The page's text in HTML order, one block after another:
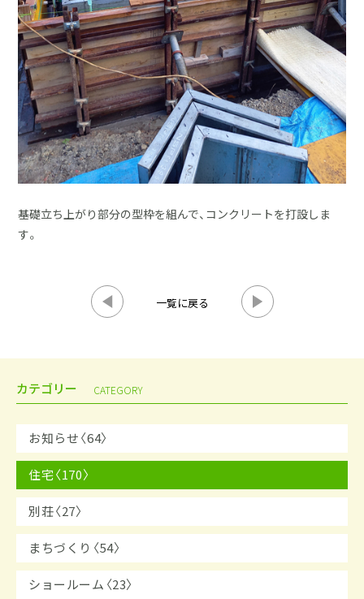
基礎立ち上がり部分の型枠を組んで、コンクリートを打設しま
す。
一覧に戻る
カテゴリー CATEGORY
お知らせ〈64〉
住宅〈170〉
別荘〈27〉
まちづくり〈54〉
ショールーム〈23〉